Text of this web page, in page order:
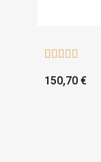
    
150,70 €